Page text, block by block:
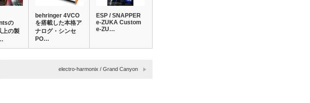
の
上の製
behringer 4VCO
を搭載した本格ア
ナログ・シンセ
PO…
ESP / SNAPPER
e-ZUKA Custom
e-ZU…
electro-harmonix / Grand Canyon